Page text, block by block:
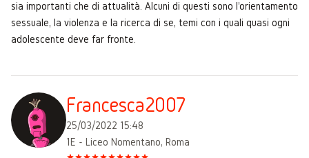
sia importanti che di attualità. Alcuni di questi sono l'orientamento
sessuale, la violenza e la ricerca di se, temi con i quali quasi ogni
adolescente deve far fronte.
Francesca2007
25/03/2022 15:48
1E - Liceo Nomentano, Roma